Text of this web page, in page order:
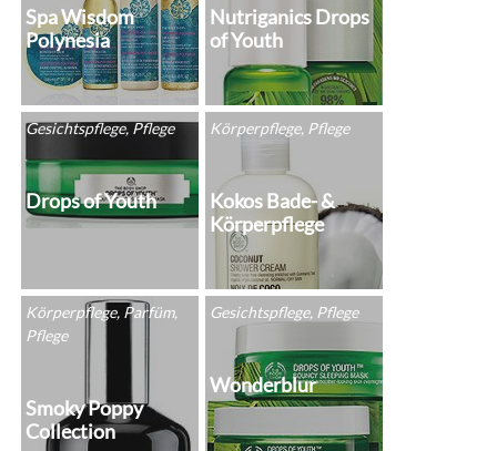
Spa Wisdom
Polynesia
Nutriganics Drops
of Youth
Gesichtspflege, Pflege
Drops of Youth
Körperpflege, Pflege
Kokos Bade- &
Körperpflege
Körperpflege, Parfüm,
Pflege
Smoky Poppy
Collection
Gesichtspflege, Pflege
Wonderblur